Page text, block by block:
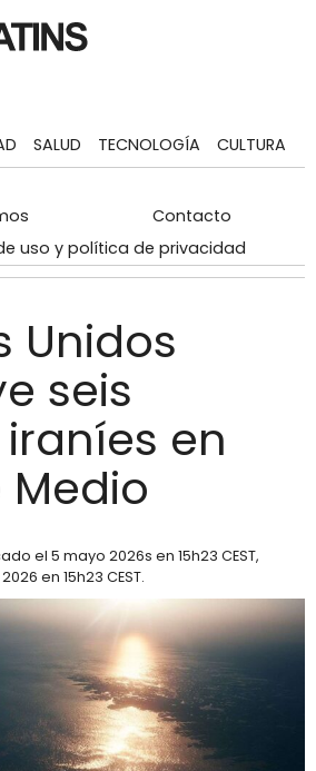
SALUD TECNOLOGÍA CULTURA
Contacto
uso y política de privacidad
Unidos
seis
en
Medio
el 5 mayo 2026s en 15h23 CEST,
en 15h23 CEST.